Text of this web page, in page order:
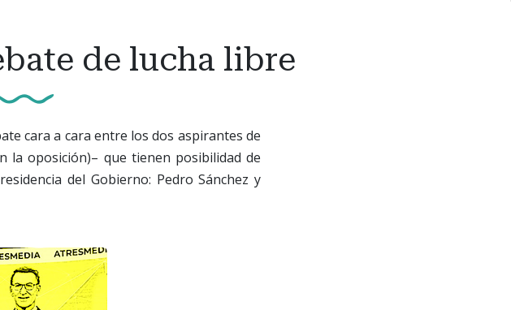
de lucha libre
cara a cara entre los dos aspirantes de
la oposición)– que tienen posibilidad de
del Gobierno: Pedro Sánchez y